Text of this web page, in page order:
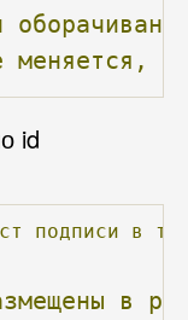
меняется,
id
подписи в
в